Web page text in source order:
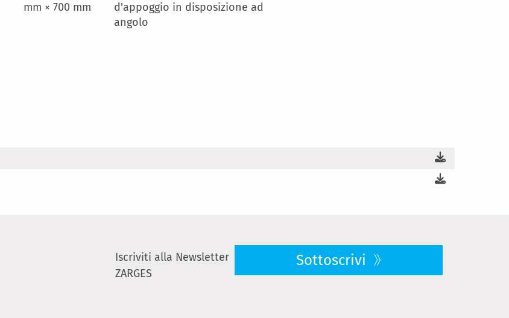
mm × 700 mm
d'appoggio in disposizione ad
angolo
Iscriviti alla Newsletter
ZARGES
Sottoscrivi